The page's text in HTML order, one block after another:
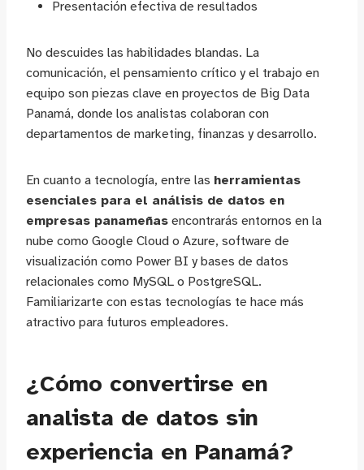
Presentación efectiva de resultados
No descuides las habilidades blandas. La
comunicación, el pensamiento crítico y el trabajo en
equipo son piezas clave en proyectos de Big Data
Panamá, donde los analistas colaboran con
departamentos de marketing, finanzas y desarrollo.
En cuanto a tecnología, entre las herramientas
esenciales para el análisis de datos en
empresas panameñas encontrarás entornos en la
nube como Google Cloud o Azure, software de
visualización como Power BI y bases de datos
relacionales como MySQL o PostgreSQL.
Familiarizarte con estas tecnologías te hace más
atractivo para futuros empleadores.
¿Cómo convertirse en
analista de datos sin
experiencia en Panamá?